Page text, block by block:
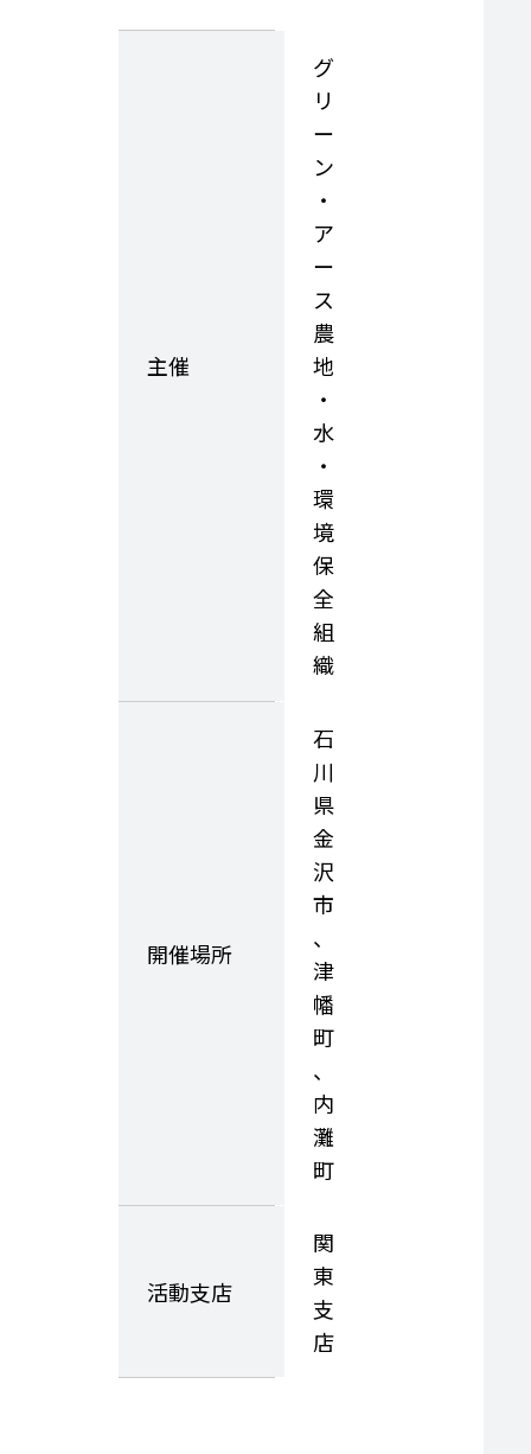
主催
グ
リ
ー
ン
・
ア
ー
ス
農
地
・
水
・
環
境
保
全
組
織
開催場所
石
川
県
金
沢
市
、
津
幡
町
、
内
灘
町
活動支店
関
東
支
店